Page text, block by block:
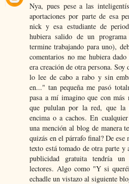
Nya, pues pese a las
aportaciones por parte de esa
nick y esa estudiante de
hubiera salido de un
termine trabajando para uno),
comentarios no me hubiera
era creación de otra persona.
lo lee de cabo a rabo y sin
en..." tan pequeña me pasó
pasa a mí imagino que con
que pululan por la red, que la
encima o a cachos. En
una mención al blog de manera
quizás en el párrafo final? De ese
texto está tomado de otra parte
publicidad gratuita tendría
lectores. Algo como "Y si
echadle un vistazo al siguiente